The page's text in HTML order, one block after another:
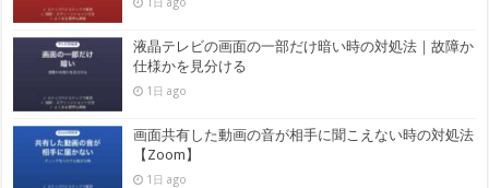
液晶テレビの画面の一部だけ暗い時の対処法｜故障か
仕様かを見分ける
1日 ago
画面共有した動画の音が相手に聞こえない時の対処法
【Zoom】
1日 ago